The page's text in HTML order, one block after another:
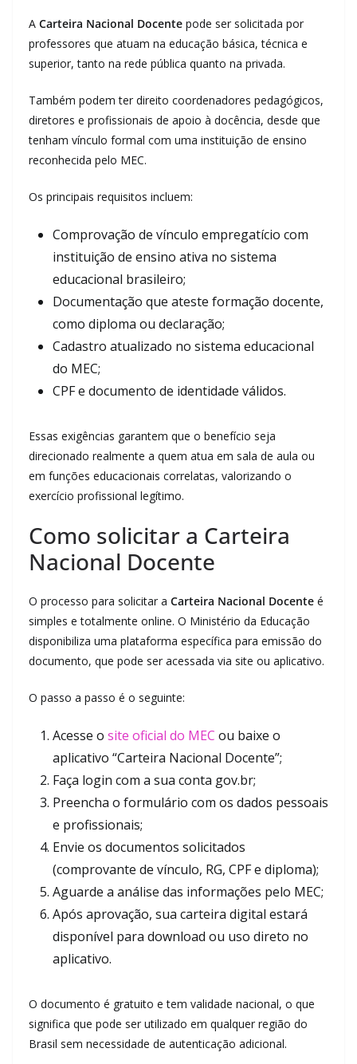
A Carteira Nacional Docente pode ser solicitada por
professores que atuam na educação básica, técnica e
superior, tanto na rede pública quanto na privada.
Também podem ter direito coordenadores pedagógicos,
diretores e profissionais de apoio à docência, desde que
tenham vínculo formal com uma instituição de ensino
reconhecida pelo MEC.
Os principais requisitos incluem:
Comprovação de vínculo empregatício com
instituição de ensino ativa no sistema
educacional brasileiro;
Documentação que ateste formação docente,
como diploma ou declaração;
Cadastro atualizado no sistema educacional
do MEC;
CPF e documento de identidade válidos.
Essas exigências garantem que o benefício seja
direcionado realmente a quem atua em sala de aula ou
em funções educacionais correlatas, valorizando o
exercício profissional legítimo.
Como solicitar a Carteira
Nacional Docente
O processo para solicitar a Carteira Nacional Docente é
simples e totalmente online. O Ministério da Educação
disponibiliza uma plataforma específica para emissão do
documento, que pode ser acessada via site ou aplicativo.
O passo a passo é o seguinte:
Acesse o site oficial do MEC ou baixe o
aplicativo “Carteira Nacional Docente”;
Faça login com a sua conta gov.br;
Preencha o formulário com os dados pessoais
e profissionais;
Envie os documentos solicitados
(comprovante de vínculo, RG, CPF e diploma);
Aguarde a análise das informações pelo MEC;
Após aprovação, sua carteira digital estará
disponível para download ou uso direto no
aplicativo.
O documento é gratuito e tem validade nacional, o que
significa que pode ser utilizado em qualquer região do
Brasil sem necessidade de autenticação adicional.